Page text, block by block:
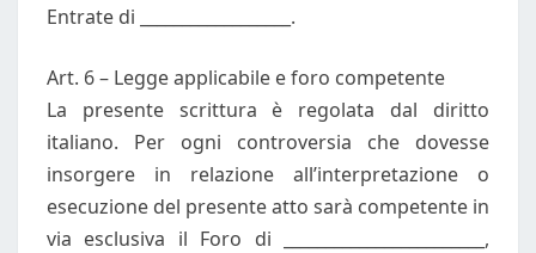
Entrate di __________________.
Art. 6 – Legge applicabile e foro competente
La presente scrittura è regolata dal diritto
italiano. Per ogni controversia che dovesse
insorgere in relazione all’interpretazione o
esecuzione del presente atto sarà competente in
via esclusiva il Foro di ________________________,